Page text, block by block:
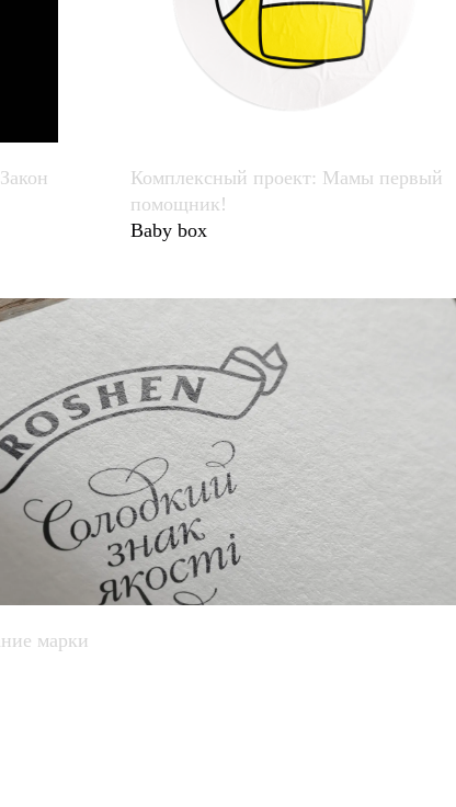
Комплексный проект: Мамы первый
помощник!
Baby box
марки